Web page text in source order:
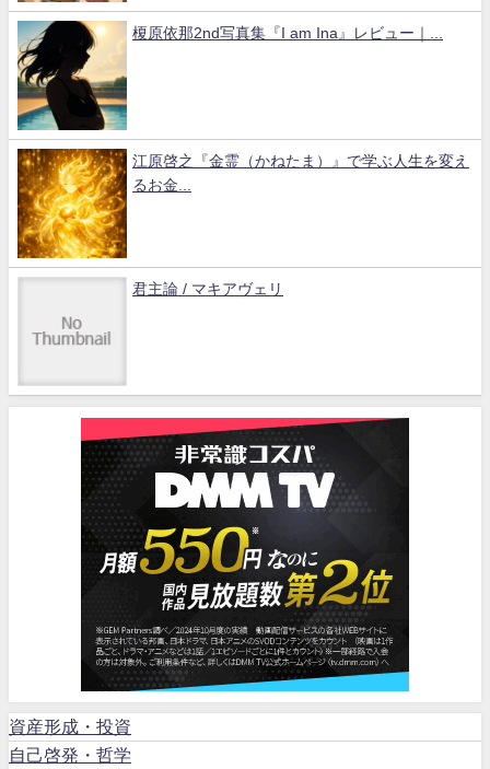
榎原依那2nd写真集『I am Ina』レビュー｜...
江原啓之『金霊（かねたま）』で学ぶ人生を変え
るお金...
君主論 / マキアヴェリ
資産形成・投資
自己啓発・哲学